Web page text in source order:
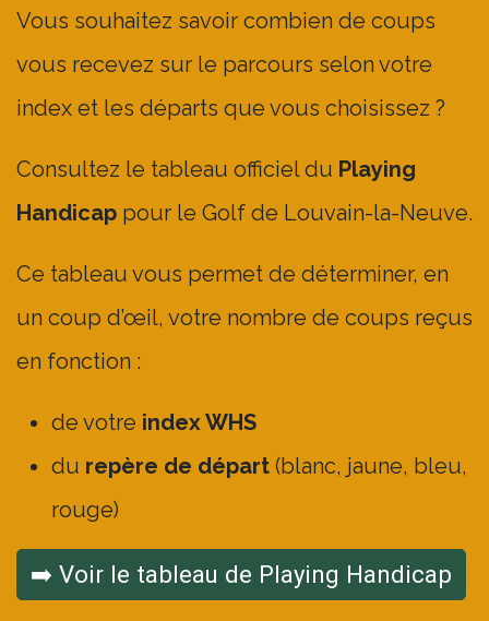
Vous souhaitez savoir combien de coups
vous recevez sur le parcours selon votre
index et les départs que vous choisissez ?
Consultez le tableau officiel du Playing
Handicap pour le Golf de Louvain-la-Neuve.
Ce tableau vous permet de déterminer, en
un coup d’œil, votre nombre de coups reçus
en fonction :
de votre index WHS
du repère de départ (blanc, jaune, bleu,
rouge)
➡️ Voir le tableau de Playing Handicap